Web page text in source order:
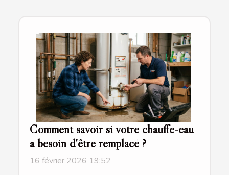
Comment savoir si votre chauffe-eau
a besoin d'être remplacé ?
16 février 2026 19:52